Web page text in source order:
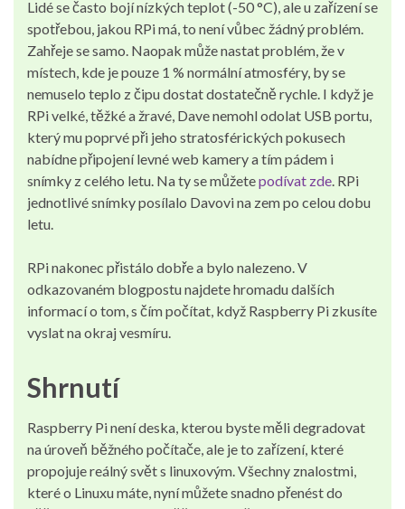
Lidé se často bojí nízkých teplot (-50 °C), ale u zařízení se
spotřebou, jakou RPi má, to není vůbec žádný problém.
Zahřeje se samo. Naopak může nastat problém, že v
místech, kde je pouze 1 % normální atmosféry, by se
nemuselo teplo z čipu dostat dostatečně rychle. I když je
RPi velké, těžké a žravé, Dave nemohl odolat USB portu,
který mu poprvé při jeho stratosférických pokusech
nabídne připojení levné web kamery a tím pádem i
snímky z celého letu. Na ty se můžetepodívat zde. RPi
jednotlivé snímky posílalo Davovi na zem po celou dobu
letu.
RPi nakonec přistálo dobře a bylo nalezeno. V
odkazovaném blogpostu najdete hromadu dalších
informací o tom, s čím počítat, když Raspberry Pi zkusíte
vyslat na okraj vesmíru.
Shrnutí
Raspberry Pi není deska, kterou byste měli degradovat
na úroveň běžného počítače, ale je to zařízení, které
propojuje reálný svět s linuxovým. Všechny znalostmi,
které o Linuxu máte, nyní můžete snadno přenést do